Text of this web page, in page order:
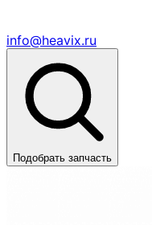
info@heavix.ru
Подобрать запчасть